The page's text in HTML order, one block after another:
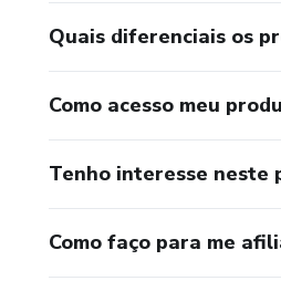
Quais diferenciais os
Como acesso meu
Tenho interesse neste
Como faço para me